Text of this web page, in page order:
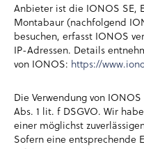
Anbieter ist die IONOS SE,
Montabaur (nachfolgend
besuchen, erfasst IONOS
IP-Adressen. Details
von IONOS: https://
Die Verwendung von
Abs. 1 lit. f DSGVO. Wir
einer möglichst
Sofern eine entsprechende